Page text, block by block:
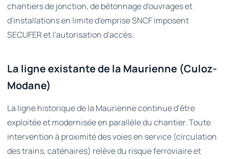
chantiers de jonction, de bétonnage d'ouvrages et
d'installations en limite d'emprise SNCF imposent
SECUFER et l'autorisation d'accès.
La ligne existante de la Maurienne (Culoz-
Modane)
La ligne historique de la Maurienne continue d'être
exploitée et modernisée en parallèle du chantier. Toute
intervention à proximité des voies en service (circulation
des trains, caténaires) relève du risque ferroviaire et